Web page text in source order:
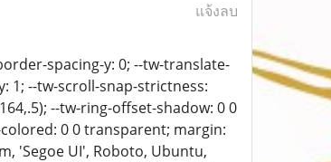
แจ้งลบ
spacing-y: 0; --tw-translate-
1; --tw-scroll-snap-strictness:
--tw-ring-offset-shadow: 0 0
0 0 transparent; margin:
'Segoe UI', Roboto, Ubuntu,